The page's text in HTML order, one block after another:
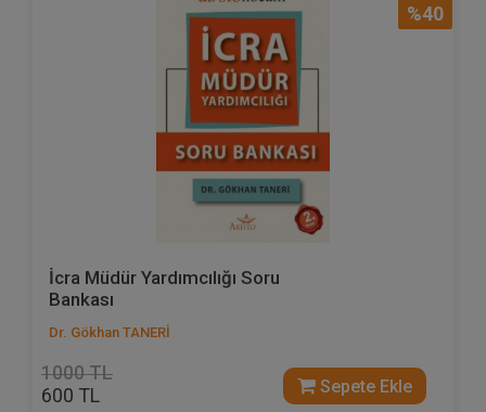
%40
İcra Müdür Yardımcılığı Soru
Bankası
Dr. Gökhan TANERİ
1000 TL
600 TL Sepete Ekle